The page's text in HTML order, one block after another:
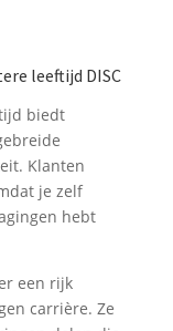
leeftijd DISC
biedt
Klanten
je zelf
hebt
een rijk
carrière. Ze